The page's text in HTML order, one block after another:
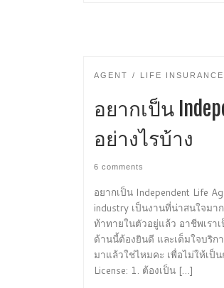
AGENT LIFE INSURANCE
อยากเป็น
อย่างไรบ้าง
6 comments
อยากเป็น Independent Life
industry เป็นงานที่น่าสนใจมา
ท้าทายในตัวอยู่แล้ว อาชีพเร
ด้านนี้ต้องยินดี และเต็มใจบริก
มาแล้วใช่ไหมคะ เพื่อไม่ให้เป็น
License: 1. ต้องเป็น […]